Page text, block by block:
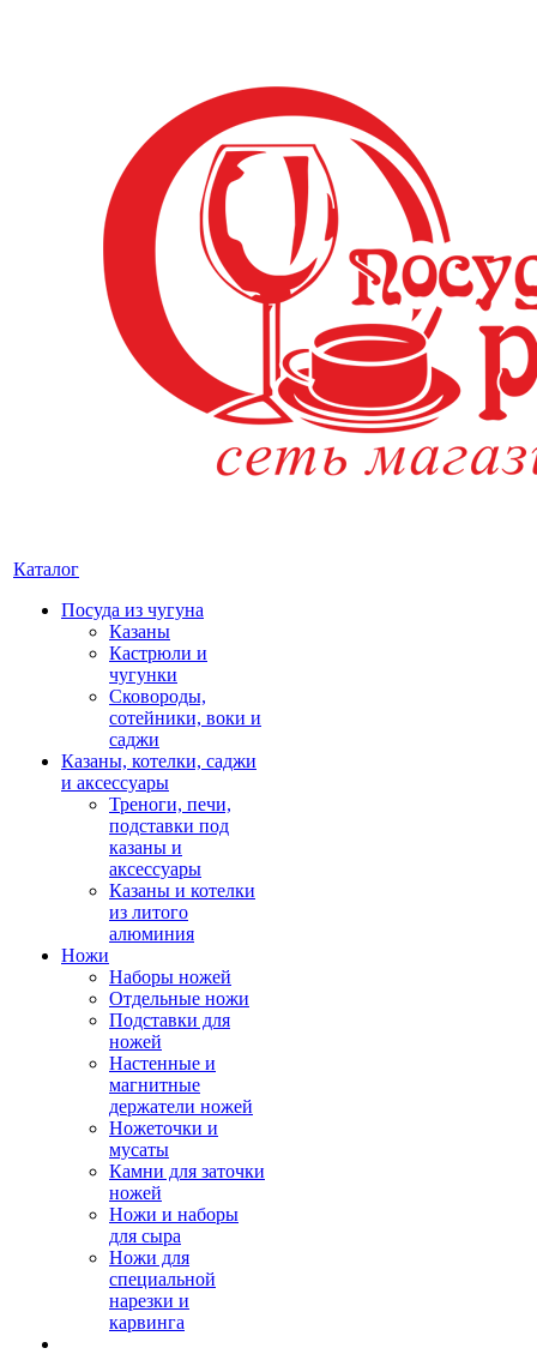
Каталог
Посуда из чугуна
Казаны
Кастрюли и
чугунки
Сковороды,
сотейники, воки и
саджи
Казаны, котелки, саджи
и аксессуары
Треноги, печи,
подставки под
казаны и
аксессуары
Казаны и котелки
из литого
алюминия
Ножи
Наборы ножей
Отдельные ножи
Подставки для
ножей
Настенные и
магнитные
держатели ножей
Ножеточки и
мусаты
Камни для заточки
ножей
Ножи и наборы
для сыра
Ножи для
специальной
нарезки и
карвинга